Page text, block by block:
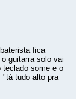
fica
guitarra solo vai
some e o
tudo alto pra